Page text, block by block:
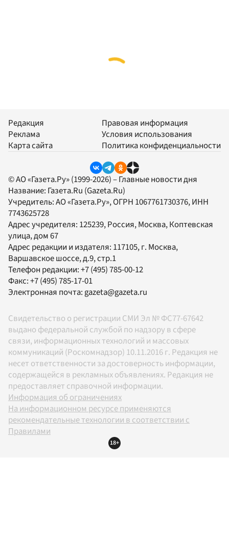
Редакция
Реклама
Карта сайта
Правовая информация
Условия использования
Политика конфиденциальности
© АО «Газета.Ру» (1999-2026) – Главные новости дня
Название: Газета.Ru (Gazeta.Ru)
Учредитель:АО «Газета.Ру», ОГРН 1067761730376, ИНН
7743625728
Адрес учредителя: 125239, Россия, Москва, Коптевская
улица, дом 67
Адрес редакции и издателя: 117105, г. Москва,
Варшавское шоссе, д.9, стр.1
Телефон редакции:+7 (495) 785-00-12
Факс:+7 (495) 785-17-01
Электронная почта:gazeta@gazeta.ru
Свидетельство о регистрации СМИ Эл № ФС77-67642
выдано федеральной службой по надзору в сфере
связи, информационных технологий и массовых
коммуникаций (Роскомнадзор) 10.11.2016 г. Редакция не
несет ответственности за достоверность информации,
содержащейся в рекламных объявлениях. Редакция не
предоставляет справочной информации.
Информация об ограничениях
На информационном ресурсе применяются
рекомендательные технологии в соответствии с
Правилами
18+